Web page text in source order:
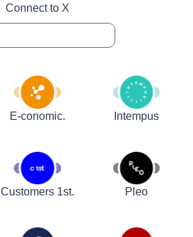
Connect to X
E-conomic. Intempus
Customers 1st. Pleo